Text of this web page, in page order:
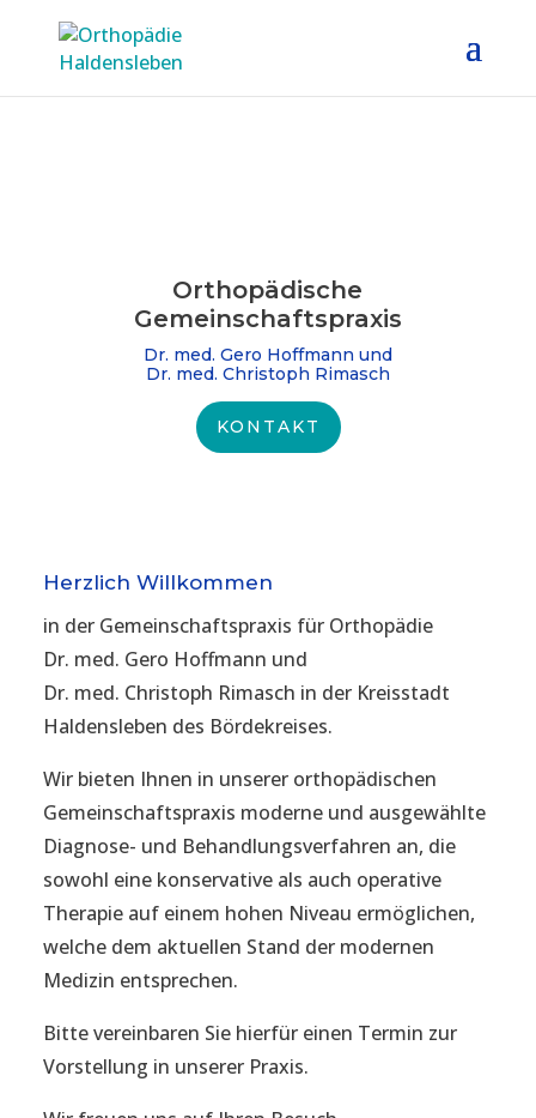
Orthopädische
Gemeinschafts­praxis
Dr. med. Gero Hoffmann und
Dr. med. Christoph Rimasch
KONTAKT
Herzlich Willkommen
in der Gemeinschaftspraxis für Orthopädie
Dr. med. Gero Hoffmann und
Dr. med. Christoph Rimasch in der Kreisstadt
Haldensleben des Bördekreises.
Wir bieten Ihnen in unserer orthopädischen
Gemeinschaftspraxis moderne und ausgewählte
Diagnose- und Behandlungsverfahren an, die
sowohl eine konservative als auch operative
Therapie auf einem hohen Niveau ermöglichen,
welche dem aktuellen Stand der modernen
Medizin entsprechen.
Bitte vereinbaren Sie hierfür einen Termin zur
Vorstellung in unserer Praxis.